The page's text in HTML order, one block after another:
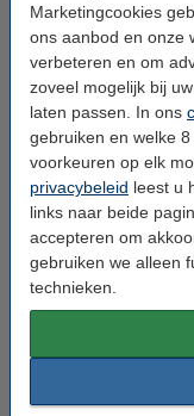
Marketingcookies
ons aanbod en onze
verbeteren en om
zoveel mogelijk bij
laten passen. In ons
gebruiken en welke
voorkeuren op elk
privacybeleid leest u
links naar beide
accepteren om
gebruiken we alleen
technieken.
Printer aansluiting:
Mobiel printen:
Extra info:
Tip: inkt meebestellen
Canon
size
€ 19,50
papier